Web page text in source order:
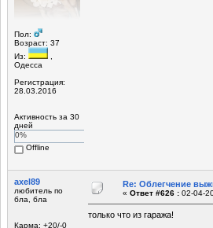
Пол:
Возраст: 37
Из:
Одесса
Регистрация:
28.03.2016
Активность за 30
дней
0%
Offline
axel89
любитель по
бла, бла
Карма: +20/-0
Re: Облегчение
« Ответ #626 : 02-04-
только что из гаража!